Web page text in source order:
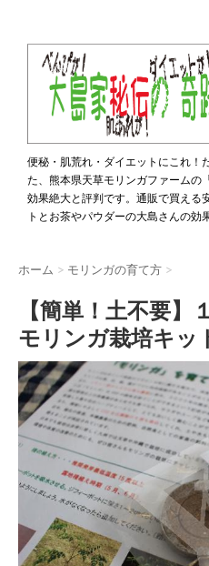
便秘・肌荒れ・ダイエットにこれ！
た、熊本県天草モリンガファームの
効果絶大と評判です。通販で買える
トとお茶やパウダーの大島さんの効
ホーム > モリンガの育て方 >
【簡単！土不要】
モリンガ栽培キッ